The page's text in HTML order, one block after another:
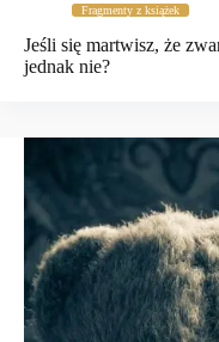
Fragmenty z książek
Jeśli się martwisz, że
jednak nie?